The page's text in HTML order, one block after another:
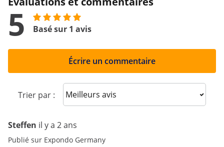
5 Basé sur 1 avis
Écrire un commentaire
Trier par : Sort reviews
Steffen il y a 2 ans
Publié sur Expondo Germany